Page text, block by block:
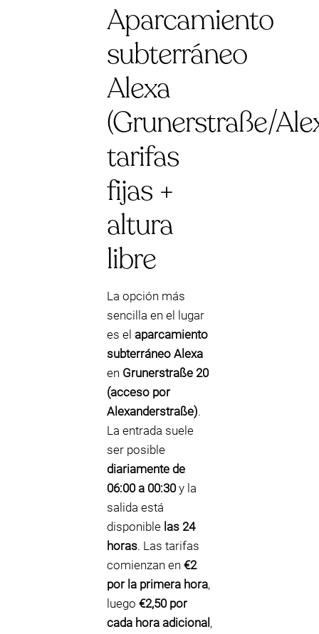
Aparcamiento
subterráneo
Alexa
(Grunerstraße/
tarifas
fijas +
altura
libre
La opción más
sencilla en el lugar
es el aparcamiento
subterráneo Alexa
en Grunerstraße 20
(acceso por
Alexanderstraße).
La entrada suele
ser posible
diariamente de
06:00 a 00:30y la
salida está
disponible las 24
horas. Las tarifas
comienzan en €2
por la primera hora,
luego €2,50 por
cada hora adicional ,